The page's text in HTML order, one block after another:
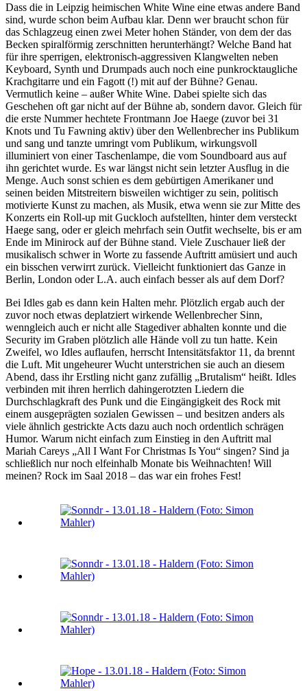
Dass die in Leipzig heimischen White Wine eine etwas andere Band
sind, wurde schon beim Aufbau klar. Denn wer braucht schon für
das Schlagzeug einen zwei Meter hohen Ständer, von dem der das
Becken spiralförmig zerschnitten herunterhängt? Welche Band hat
für ihre sperrigen, elektronisch-aggressiven Klangwelten neben
Keyboard, Synth und Drumpads auch noch eine punkrocktaugliche
Krachgitarre und ein Fagott (!) mit auf der Bühne? Genau.
Vermutlich keine – außer White Wine. Dabei spielte sich das
Geschehen oft gar nicht auf der Bühne ab, sondern davor. Gleich für
die erste Nummer hechtete Frontmann Joe Haege (zuvor bei 31
Knots und Tu Fawning aktiv) über den Wellenbrecher ins Publikum
und sang und tanzte umringt vom Publikum, wirkungsvoll
illuminiert von einer Taschenlampe, die vom Soundboard aus auf
ihn gerichtet wurde. Es war längst nicht sein letzter Ausflug in die
Menge. Auch sonst schien es dem gebürtigen Amerikaner und
seinen beiden Mitstreitern bisweilen wichtiger zu sein, politisch
motivierte Kunst zu machen, als Musik, etwa wenn sie zur Mitte des
Konzerts ein Roll-up mit Guckloch aufstellten, hinter dem versteckt
Haege sang, oder er gleich mehrfach sein Outfit wechselte, bis er am
Ende im Minirock auf der Bühne stand. Viele Zuschauer ließ der
musikalisch schwer in Worte zu fassende Auftritt amüsiert und auch
ein bisschen verwirrt zurück. Vielleicht funktioniert das Ganze in
Berlin, London oder L.A. auch einfach besser als auf dem Dorf?
Bei Idles gab es dann kein Halten mehr. Plötzlich ergab auch der
zuvor noch etwas deplatziert wirkende Wellenbrecher Sinn,
wenngleich auch er nicht alle Stagediver abhalten konnte und die
Security im Graben plötzlich alle Hände voll zu tun hatte. Kein
Zweifel, wo Idles auflaufen, herrscht Intensitätsfaktor 11, da brennt
die Luft. Mit ungeheurer Wucht unterstrichen sie auch an diesem
Abend, dass ihr Erstling nicht ganz zufällig „Brutalism“ heißt. Idles
verbinden mit ihren herrlich dahingerotzten Liedern die
Durchschlagkraft des Punk und die Eingängigkeit des Rock mit
einem ausgeprägten sozialen Gewissen – und besitzen anders als
viele ähnlich gestrickte Acts dazu auch noch ordentlich schrägen
Humor. Warum nicht einfach zum Einstieg in den Auftritt mal
Mariah Careys „All I Want For Christmas Is You“ singen? Sind ja
schließlich nur noch elfeinhalb Monate bis Weihnachten! Will
meinen? Rock im Saal 2018 – das war ein frohes Fest!